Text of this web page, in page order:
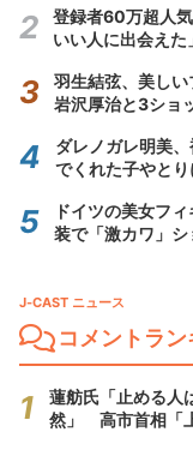
登録者60万超人
いい人に出会えた
羽生結弦、美しい
岩沢厚治と3ショ
ダレノガレ明美
でくれた子やとり
ドイツの美女フ
装で「激カワ」
J-CAST ニュース
コメントラ
蓮舫氏「止める人
然」 高市首相「